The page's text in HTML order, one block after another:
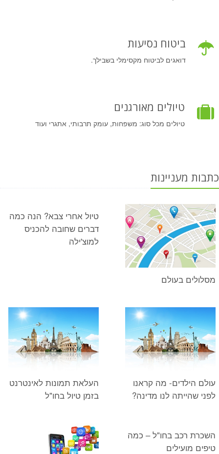
ביטוח נסיעות
דואגים לביטוח מקסימלי בשבילך.
טיולים מאורגנים
טיולים מכל סוג: משפחות, עומק תרבותי, אתגרי ועוד
כתבות מעניינות
מסלולים בעולם
טיול אחרי צבא? הנה כמה
דברים שחובה להכניס
למוצ'ילה
עולם הילדים- מה קראנו
לפני שהייתה לנו מדינה?
העלאת תמונות לאינטרנט
בזמן טיול בחו"ל
השכרת רכב בחו"ל – כמה
טיפים מועילים